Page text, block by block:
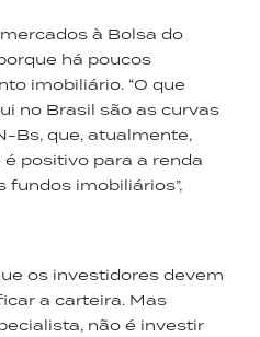
à Bolsa do
há poucos
imobiliário. “O que
no Brasil são as curvas
Bs, que, atualmente,
positivo para a renda
fundos imobiliários”,
os investidores devem
a carteira. Mas
não é investir